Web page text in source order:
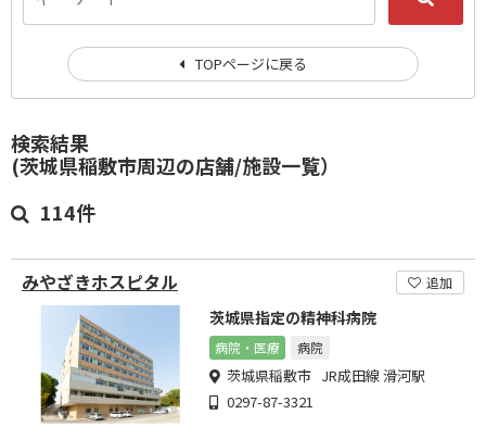
検索結果
(茨城県稲敷市周辺の店舗/施設一覧）
114件
みやざきホスピタル 追加
茨城県指定の精神科病院
病院・医療 病院
茨城県稲敷市 JR成田線 滑河駅
0297-87-3321
TOPページに戻る